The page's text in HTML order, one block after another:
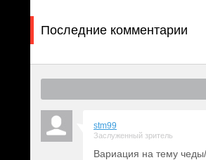
Последние комментарии
stm99
Заслуженный зритель
Вариация на тему